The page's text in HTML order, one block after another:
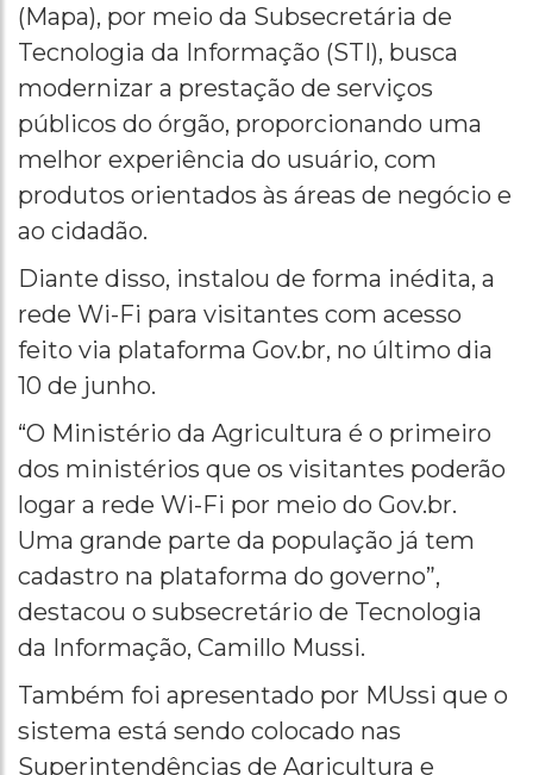
(Mapa), por meio da Subsecretária de
Tecnologia da Informação (STI), busca
modernizar a prestação de serviços
públicos do órgão, proporcionando uma
melhor experiência do usuário, com
produtos orientados às áreas de negócio e
ao cidadão.
Diante disso, instalou de forma inédita, a
rede Wi-Fi para visitantes com acesso
feito via plataforma Gov.br, no último dia
10 de junho.
“O Ministério da Agricultura é o primeiro
dos ministérios que os visitantes poderão
logar a rede Wi-Fi por meio do Gov.br.
Uma grande parte da população já tem
cadastro na plataforma do governo”,
destacou o subsecretário de Tecnologia
da Informação, Camillo Mussi.
Também foi apresentado por MUssi que o
sistema está sendo colocado nas
Superintendências de Agricultura e